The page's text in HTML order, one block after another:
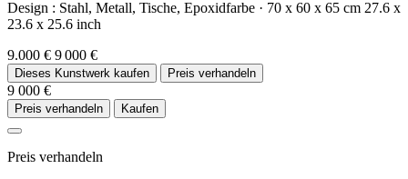
Design : Stahl, Metall, Tische, Epoxidfarbe · 70 x 60 x 65 cm 27.6 x
23.6 x 25.6 inch
9.000 € 9 000 €
Dieses Kunstwerk kaufen Preis verhandeln
9 000 €
Preis verhandeln Kaufen
Preis verhandeln